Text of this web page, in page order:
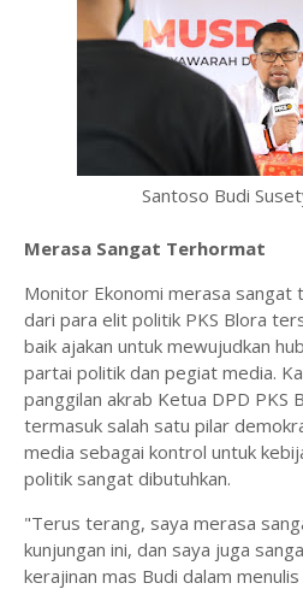
Santoso Budi
Merasa Sangat Terhormat
Monitor Ekonomi merasa sangat
dari para elit politik PKS Blora
baik ajakan untuk mewujudkan
partai politik dan pegiat media.
panggilan akrab Ketua DPD PKS
termasuk salah satu pilar
media sebagai kontrol untuk
politik sangat dibutuhkan.
"Terus terang, saya merasa
kunjungan ini, dan saya juga
kerajinan mas Budi dalam